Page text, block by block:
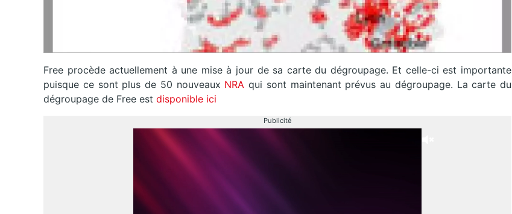
Free procède actuellement à une mise à jour de sa carte du dégroupage. Et celle-ci est importante
puisque ce sont plus de 50 nouveaux NRA qui sont maintenant prévus au dégroupage. La carte du
dégroupage de Free est disponible ici
Publicité